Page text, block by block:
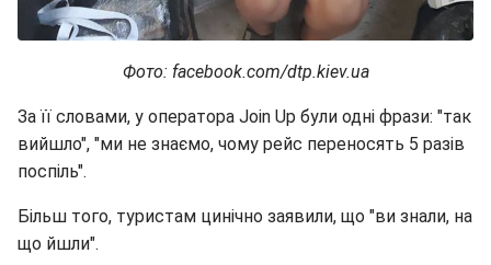
Фото: facebook.com/dtp.kiev.ua
За її словами, у оператора Join Up були одні фрази: "так
вийшло", "ми не знаємо, чому рейс переносять 5 разів
поспіль".
Більш того, туристам цинічно заявили, що "ви знали, на
що йшли".